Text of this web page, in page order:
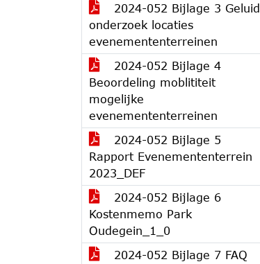
2024-052 Bijlage 3 Geluid
onderzoek locaties
evenemententerreinen
2024-052 Bijlage 4
Beoordeling moblititeit
mogelijke
evenemententerreinen
2024-052 Bijlage 5
Rapport Evenemententerrein
2023_DEF
2024-052 Bijlage 6
Kostenmemo Park
Oudegein_1_0
2024-052 Bijlage 7 FAQ